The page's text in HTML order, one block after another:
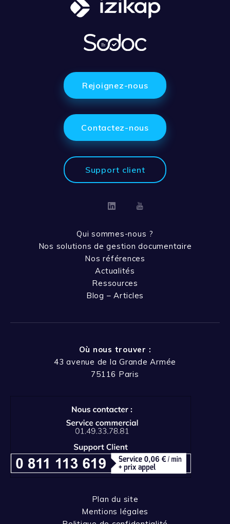
Rejoignez-nous
Contactez-nous
Support client
LinkedinYoutube
Qui sommes-nous ?
Nos solutions de gestion documentaire
Nos références
Actualités
Ressources
Blog – Articles
Où nous trouver :
43 avenue de la Grande Armée
75116 Paris
Plan du site
Mentions légales